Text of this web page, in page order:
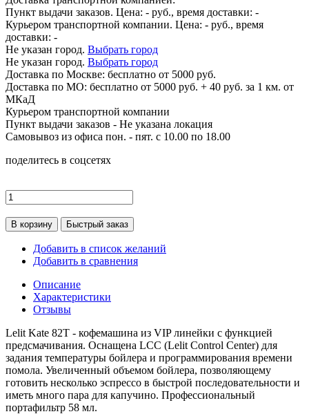
Пункт выдачи заказов. Цена: - руб., время доставки: -
Курьером транспортной компании. Цена: - руб., время
доставки: -
Не указан город. Выбрать город
Не указан город. Выбрать город
Доставка по Москве: бесплатно от 5000 руб.
Доставка по МО: бесплатно от 5000 руб. + 40 руб. за 1 км. от
МКаД
Курьером транспортной компании
Пункт выдачи заказов - Не указана локация
Самовывоз из офиса пон. - пят. с 10.00 по 18.00
поделитесь в соцсетях
В корзину Быстрый заказ
Добавить в список желаний
Добавить в сравнения
Описание
Характеристики
Отзывы
Lelit Kate 82T - кофемашина из VIP линейки с функцией
предсмачивания. Оснащена LCC (Lelit Control Center) для
задания температуры бойлера и программирования времени
помола. Увеличенный объемом бойлера, позволяющему
готовить несколько эспрессо в быстрой последовательности и
иметь много пара для капучино. Профессиональный
портафильтр 58 мл.